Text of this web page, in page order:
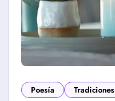
Poesía Tradiciones